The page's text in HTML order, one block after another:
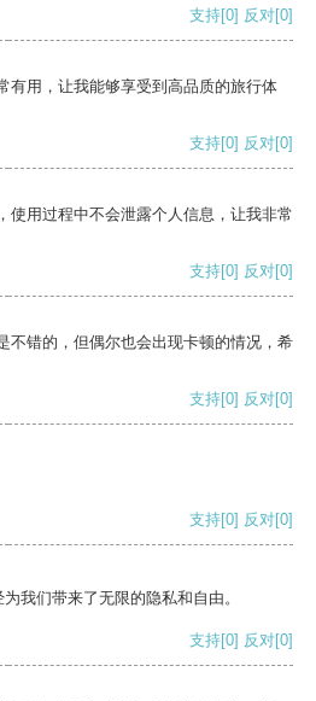
支持[0] 反对[0]
有用，让我能够享受到高品质的旅行体
支持[0] 反对[0]
使用过程中不会泄露个人信息，让我非常
支持[0] 反对[0]
不错的，但偶尔也会出现卡顿的情况，希
支持[0] 反对[0]
支持[0] 反对[0]
我们带来了无限的隐私和自由。
支持[0] 反对[0]